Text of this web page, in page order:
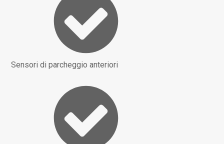
Sensori di parcheggio anteriori